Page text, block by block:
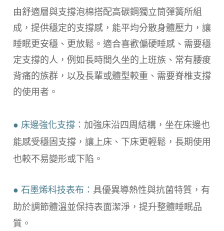
由舒適層與支撐泡棉搭配高碳鋼獨立筒彈簧所組
成，提供穩定的支撐感，能平均分散身體壓力，讓
睡眠更安穩、更放鬆。適合喜歡偏硬睡感、需要穩
定支撐的人，例如長時間久坐的上班族、常有腰痠
背痛的族群，以及長輩或體型較重、需要脊椎支撐
的使用者。
● 床邊強化支撐： 加強床沿四周結構，坐在床邊也
能感受穩固支撐，讓上床、下床更輕鬆，長期使用
也較不易變形或下陷。
● 石墨烯科技表布： 具優異導熱性與抗菌特質，有
助於調節體溫並保持表面潔淨，提升整體睡眠品
質。